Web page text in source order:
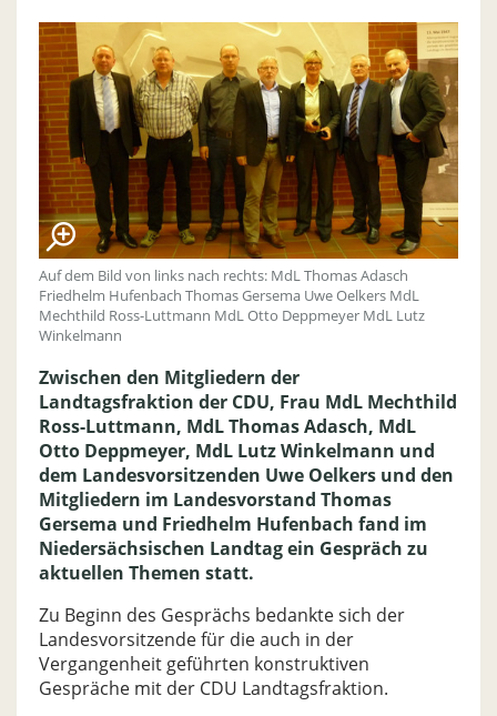
Auf dem Bild von links nach rechts: MdL Thomas Adasch
Friedhelm Hufenbach Thomas Gersema Uwe Oelkers MdL
Mechthild Ross-Luttmann MdL Otto Deppmeyer MdL Lutz
Winkelmann
Zwischen den Mitgliedern der
Landtagsfraktion der CDU, Frau MdL Mechthild
Ross-Luttmann, MdL Thomas Adasch, MdL
Otto Deppmeyer, MdL Lutz Winkelmann und
dem Landesvorsitzenden Uwe Oelkers und den
Mitgliedern im Landesvorstand Thomas
Gersema und Friedhelm Hufenbach fand im
Niedersächsischen Landtag ein Gespräch zu
aktuellen Themen statt.
Zu Beginn des Gesprächs bedankte sich der
Landesvorsitzende für die auch in der
Vergangenheit geführten konstruktiven
Gespräche mit der CDU Landtagsfraktion.